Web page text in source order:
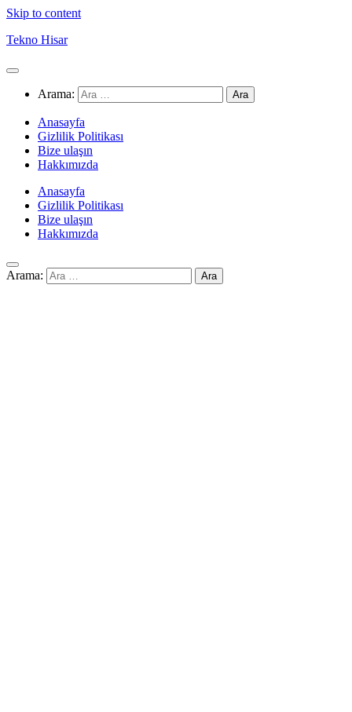
Skip to content
Tekno Hisar
Arama:
Anasayfa
Gizlilik Politikası
Bize ulaşın
Hakkımızda
Anasayfa
Gizlilik Politikası
Bize ulaşın
Hakkımızda
Arama: